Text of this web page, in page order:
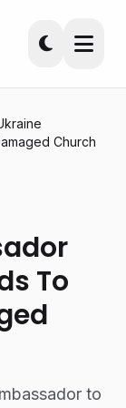
Church
To
to